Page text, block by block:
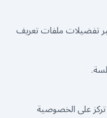
تفضيلات ملفات تعريف
على الخصوصية